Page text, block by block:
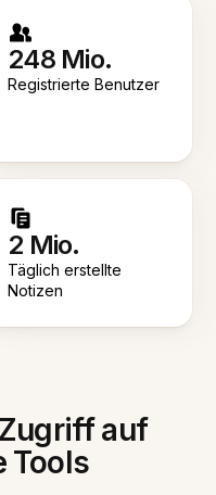
248 Mio.
Registrierte Benutzer
2 Mio.
Täglich erstellte
Notizen
auf
Tools